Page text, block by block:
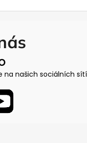
na našich sociálních